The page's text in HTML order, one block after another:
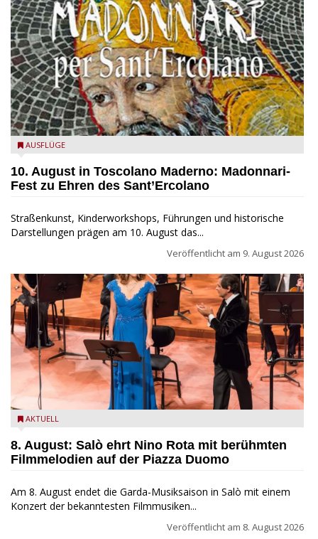
Toscolano Maderno: "Madonnari per Sant'Ercolano"
AUSFLÜGE
10. August in Toscolano Maderno: Madonnari-
Fest zu Ehren des Sant’Ercolano
Straßenkunst, Kinderworkshops, Führungen und historische
Darstellungen prägen am 10. August das...
Veröffentlicht am 9. August 2026
Estate Musicale del Garda: Salò ehrt Nino Rota
AKTUELL
8. August: Salò ehrt Nino Rota mit berühmten
Filmmelodien auf der Piazza Duomo
Am 8. August endet die Garda-Musiksaison in Salò mit einem
Konzert der bekanntesten Filmmusiken...
Veröffentlicht am 8. August 2026